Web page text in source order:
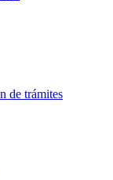
de trámites